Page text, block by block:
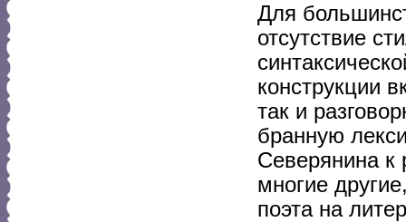
Для
отсутствие
конструкции
так и
бранную
Северянина к
многие
поэта на